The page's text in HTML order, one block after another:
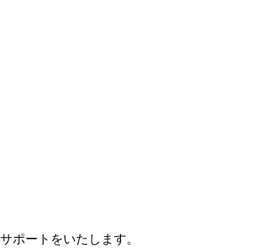
ポートをいたします。